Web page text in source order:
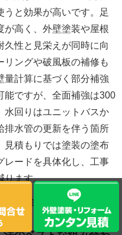
うと効果が高いです。足
高く、 外壁塗装や屋根
久性と見栄えが同時に向
リングや破風板の補修も
計算に基づく 部分補強
能ですが、全面補強は300
水回りはユニットバスか
排水管の更新を伴う箇所
見積もりでは塗装の塗布
ードを具体化し、 工事
ります。
劣化対策やり放題